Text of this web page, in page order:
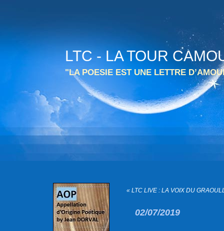
LTC - LA TOUR
"LA POESIE EST UNE LETTRE
« LTC LIVE : LA VOIX DU
02/07/2019